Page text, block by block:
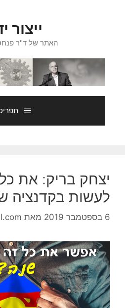
ייצור
האתר של ד"ר
יצחק בריק: את
לעשות בקדנציה
6 בספטמבר 2019 מאת